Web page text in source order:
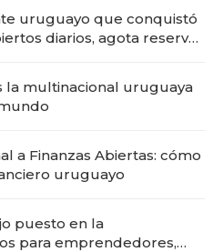
uruguayo que conquistó
diarios, agota reservas
la multinacional uruguaya
a Finanzas Abiertas: cómo
uruguayo
puesto en la
para emprendedores,